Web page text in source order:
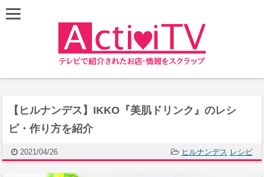
【ヒルナンデス】IKKO『美肌ドリンク』のレシ
ピ・作り方を紹介
2021/04/26 ヒルナンデス レシピ